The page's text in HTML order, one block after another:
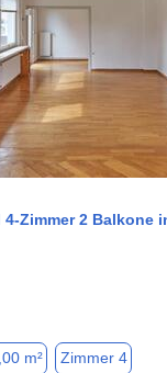
Zimmer 2 Balkone
m² Zimmer 4